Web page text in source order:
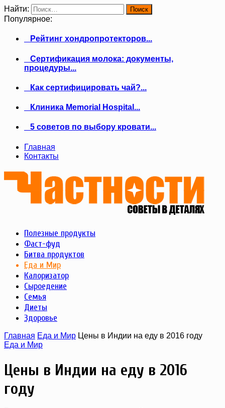
Найти:
Популярное:
Рейтинг хондропротекторов...
Сертификация молока: документы,
процедуры...
Как сертифицировать чай?...
Клиника Memorial Hospital...
5 советов по выбору кровати...
Главная
Контакты
Полезные продукты
Фаст-фуд
Битва продуктов
Еда и Мир
Калоризатор
Сыроедение
Семья
Диеты
Здоровье
Главная Еда и Мир Цены в Индии на еду в 2016 году
Еда и Мир
Цены в Индии на еду в 2016
году